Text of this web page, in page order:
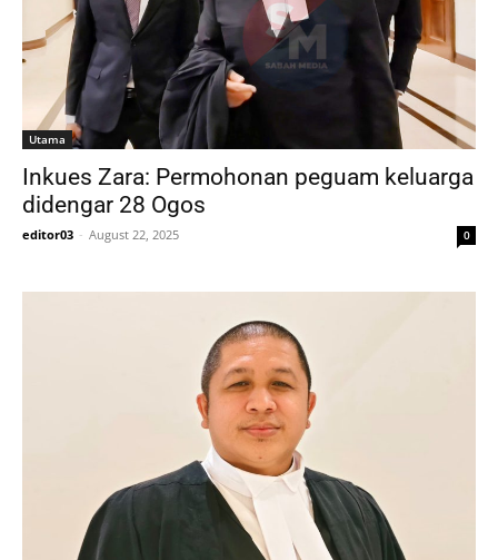
Utama
Inkues Zara: Permohonan peguam keluarga
didengar 28 Ogos
editor03 - August 22, 2025 0